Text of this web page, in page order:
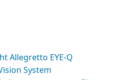
Allegretto EYE-Q
System